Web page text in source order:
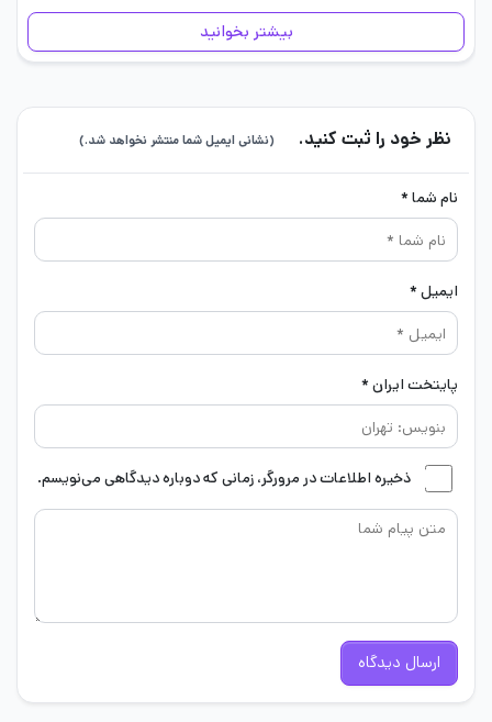
اجتماعی خاص…
بیشتر بخوانید
نظر خود را ثبت کنید. (نشانی ایمیل شما منتشر نخواهد شد.)
نام شما *
ایمیل *
پایتخت ایران *
ذخیره اطلاعات در مرورگر، زمانی که دوباره دیدگاهی می‌نویسم.
ارسال دیدگاه